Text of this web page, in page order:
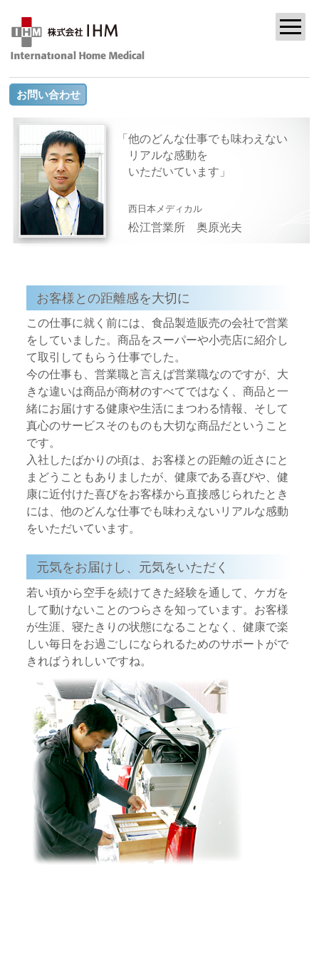
お問い合わせ
他のどんな仕事でも味わえない
リアルな感動を
いただいています
西日本メディカル
松江営業所奥原光夫
お客様との距離感を大切に
この仕事に就く前には、食品製造販売の会社で営業
をしていました。商品をスーパーや小売店に紹介し
て取引してもらう仕事でした。
今の仕事も、営業職と言えば営業職なのですが、大
きな違いは商品が商材のすべてではなく、商品と一
緒にお届けする健康や生活にまつわる情報、そして
真心のサービスそのものも大切な商品だということ
です。
入社したばかりの頃は、お客様との距離の近さにと
まどうこともありましたが、健康である喜びや、健
康に近付けた喜びをお客様から直接感じられたとき
には、他のどんな仕事でも味わえないリアルな感動
をいただいています。
元気をお届けし、元気をいただく
若い頃から空手を続けてきた経験を通して、ケガを
して動けないことのつらさを知っています。お客様
が生涯、寝たきりの状態になることなく、健康で楽
しい毎日をお過ごしになられるためのサポートがで
きればうれしいですね。